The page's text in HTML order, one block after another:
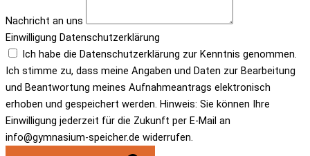
Nachricht an uns
Einwilligung Datenschutzerklärung
Ich habe die Datenschutzerklärung zur Kenntnis genommen.
Ich stimme zu, dass meine Angaben und Daten zur Bearbeitung
und Beantwortung meines Aufnahmeantrags elektronisch
erhoben und gespeichert werden. Hinweis: Sie können Ihre
Einwilligung jederzeit für die Zukunft per E-Mail an
info@gymnasium-speicher.de widerrufen.